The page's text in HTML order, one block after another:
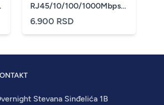
RJ45/10/100/1000Mbps/4x
PoE+/56W PoE/metalno
6.900 RSD
Stevana Sinđelića 1B